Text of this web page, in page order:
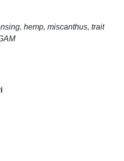
hemp, miscanthus, trait